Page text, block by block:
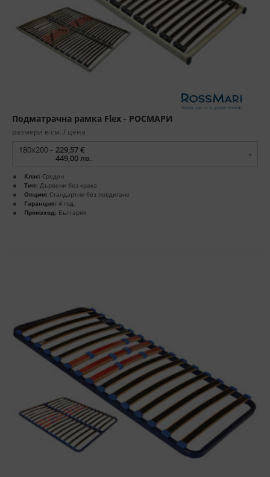
Подматрачна рамка Flex - РОСМАРИ
размери в см. / цена
180x200 - 229,57 €
449,00 лв.
Клас: Среден
Тип: Дървени без крака
Опции: Стандартни без повдигане
Гаранция: 4 год.
Произход: България